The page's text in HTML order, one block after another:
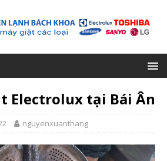
Electrolux tại Bái Ân
nguyenxuanthang